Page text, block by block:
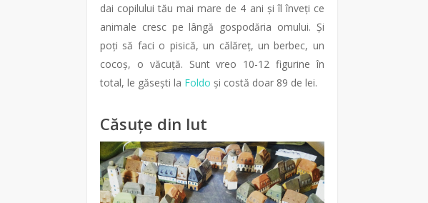
dai copilului tău mai mare de 4 ani și îl înveți ce
animale cresc pe lângă gospodăria omului. Și
poți să faci o pisică, un călăreț, un berbec, un
cocoș, o văcuță. Sunt vreo 10-12 figurine în
total, le găsești la Foldo și costă doar 89 de lei.
Căsuțe din lut